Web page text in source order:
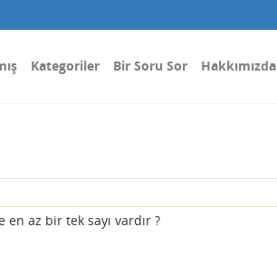
Kategoriler Bir Soru Sor Hakkımızda
az bir tek sayı vardır ?